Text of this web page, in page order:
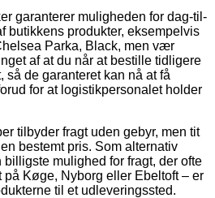
garanterer muligheden for dag-til-
butikkens produkter, eksempelvis
Parka, Black, men vær
af at du når at bestille tidligere
de garanteret kan nå at få
for at logistikpersonalet holder
tilbyder fragt uden gebyr, men tit
bestemt pris. Som alternativ
mulighed for fragt, der ofte
Køge, Nyborg eller Ebeltoft – er
til et udleveringssted.